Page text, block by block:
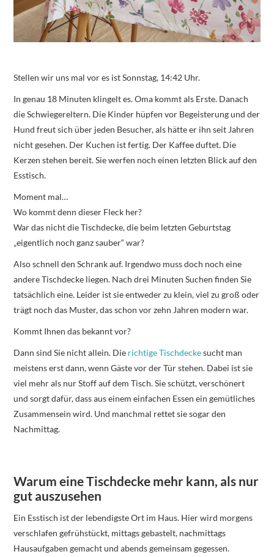
Stellen wir uns mal vor es ist Sonnstag, 14:42 Uhr.
In genau 18 Minuten klingelt es. Oma kommt als Erste. Danach
die Schwiegereltern. Die Kinder hüpfen vor Begeisterung und der
Hund freut sich über jeden Besucher, als hätte er ihn seit Jahren
nicht gesehen. Der Kuchen ist fertig. Der Kaffee duftet. Die
Kerzen stehen bereit. Sie werfen noch einen letzten Blick auf den
Esstisch.
Moment mal…
Wo kommt denn dieser Fleck her?
War das nicht die Tischdecke, die beim letzten Geburtstag
„eigentlich noch ganz sauber“ war?
Also schnell den Schrank auf. Irgendwo muss doch noch eine
andere Tischdecke liegen. Nach drei Minuten Suchen finden Sie
tatsächlich eine. Leider ist sie entweder zu klein, viel zu groß oder
trägt noch das Muster, das schon vor zehn Jahren modern war.
Kommt Ihnen das bekannt vor?
Dann sind Sie nicht allein. Die richtige Tischdeckesucht man
meistens erst dann, wenn Gäste vor der Tür stehen. Dabei ist sie
viel mehr als nur Stoff auf dem Tisch. Sie schützt, verschönert
und sorgt dafür, dass aus einem einfachen Essen ein gemütliches
Zusammensein wird. Und manchmal rettet sie sogar den
Nachmittag.
Warum eine Tischdecke mehr kann, als nur
gut auszusehen
Ein Esstisch ist der lebendigste Ort im Haus. Hier wird morgens
verschlafen gefrühstückt, mittags gebastelt, nachmittags
Hausaufgaben gemacht und abends gemeinsam gegessen.